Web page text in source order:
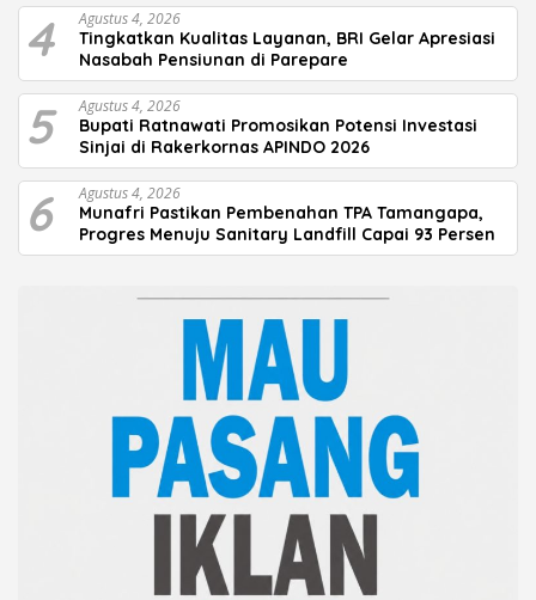
4 Agustus 4, 2026
Tingkatkan Kualitas Layanan, BRI Gelar Apresiasi
Nasabah Pensiunan di Parepare
5 Agustus 4, 2026
Bupati Ratnawati Promosikan Potensi Investasi
Sinjai di Rakerkornas APINDO 2026
6 Agustus 4, 2026
Munafri Pastikan Pembenahan TPA Tamangapa,
Progres Menuju Sanitary Landfill Capai 93 Persen